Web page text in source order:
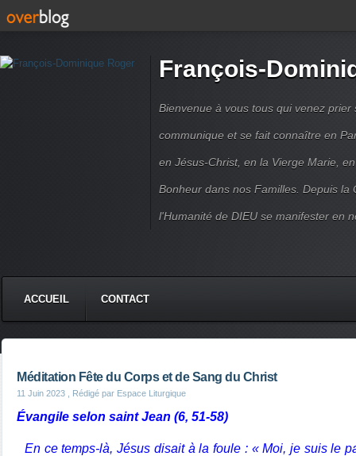
François-
Bienvenue à vous tous qui venez prier
communique et se fait connaître en
en Jésus-Christ, en la Vierge Marie,
Bonheur dans nos Familles. Depuis la
l'Humanité de DIEU se manifester en
ACCUEIL CONTACT
Méditation Fête du Corps et de Sang du Christ
11 Juin 2023 , Rédigé par Espace Liturgique
Évangile selon saint Jean (6, 51-58)
En ce temps-là, Jésus disait à la foule : « Moi, je suis le